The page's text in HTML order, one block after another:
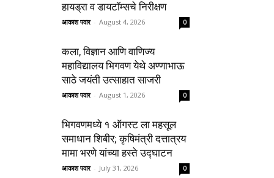
हायड्रा व डायटॉम्सचे निरीक्षण
आकाश पवार - August 4, 2026 0
कला, विज्ञान आणि वाणिज्य
महाविद्यालय भिगवण येथे अण्णाभाऊ
साठे जयंती उत्साहात साजरी
आकाश पवार - August 1, 2026 0
भिगवणमध्ये १ ऑगस्ट ला महसूल
समाधान शिबीर; कृषिमंत्री दत्तात्रय
मामा भरणे यांच्या हस्ते उद्घाटन
आकाश पवार - July 31, 2026 0